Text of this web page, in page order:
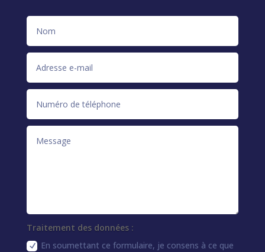
Traitement des données :
En soumettant ce formulaire, je consens à ce que